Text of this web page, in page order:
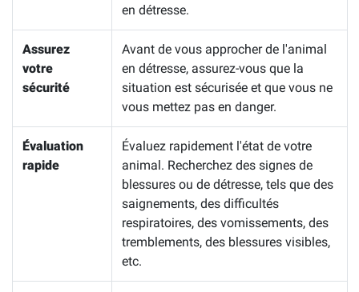
en détresse.
Assurez
votre
sécurité
Avant de vous approcher de l'animal
en détresse, assurez-vous que la
situation est sécurisée et que vous ne
vous mettez pas en danger.
Évaluation
rapide
Évaluez rapidement l'état de votre
animal. Recherchez des signes de
blessures ou de détresse, tels que des
saignements, des difficultés
respiratoires, des vomissements, des
tremblements, des blessures visibles,
etc.